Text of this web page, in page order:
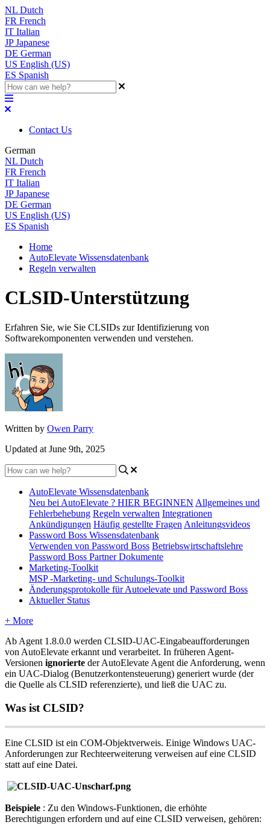
NL Dutch
FR French
IT Italian
JP Japanese
DE German
US English (US)
ES Spanish
Contact Us
German
NL Dutch
FR French
IT Italian
JP Japanese
DE German
US English (US)
ES Spanish
Home
AutoElevate Wissensdatenbank
Regeln verwalten
CLSID-Unterstützung
Erfahren Sie, wie Sie CLSIDs zur Identifizierung von
Softwarekomponenten verwenden und verstehen.
Written by Owen Parry
Updated at June 9th, 2025
AutoElevate Wissensdatenbank
Neu bei AutoElevate ? HIER BEGINNEN Allgemeines und
Fehlerbehebung Regeln verwalten Integrationen
Ankündigungen Häufig gestellte Fragen Anleitungsvideos
Password Boss Wissensdatenbank
Verwenden von Password Boss Betriebswirtschaftslehre
Password Boss Partner Dokumente
Marketing-Toolkit
MSP -Marketing- und Schulungs-Toolkit
Änderungsprotokolle für Autoelevate und Password Boss
Aktueller Status
+ More
Ab Agent 1 .8.0.0 werden CLSID-UAC-Eingabeaufforderungen
von AutoElevate erkannt und verarbeitet. In früheren Agent-
Versionen ignorierte der AutoElevate Agent die Anforderung, wenn
ein UAC-Dialog (Benutzerkontensteuerung) generiert wurde (der
die Quelle als CLSID referenzierte), und ließ die UAC zu.
Was ist CLSID?
Eine CLSID ist ein COM-Objektverweis. Einige Windows UAC-
Anforderungen zur Rechteerweiterung verweisen auf eine CLSID
statt auf eine Datei.
Beispiele : Zu den Windows-Funktionen, die erhöhte
Berechtigungen erfordern und auf eine CLSID verweisen, gehören: